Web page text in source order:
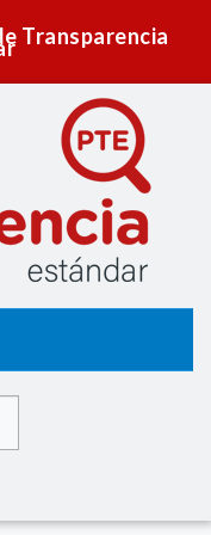
Transparencia